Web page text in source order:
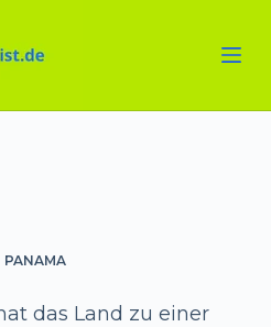
PANAMA
das Land zu einer